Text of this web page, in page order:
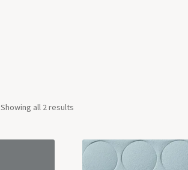
Showing all 2 results